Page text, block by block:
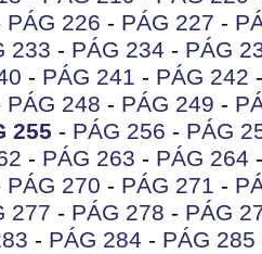
PÁG 226 - PÁG 227 -
233 - PÁG 234 - PÁG
- PÁG 241 - PÁG 242
PÁG 248 - PÁG 249 -
255 - PÁG 256 - PÁG
- PÁG 263 - PÁG 264
PÁG 270 - PÁG 271 -
277 - PÁG 278 - PÁG
- PÁG 284 - PÁG 285